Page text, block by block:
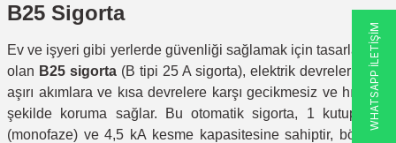
B25 Sigorta
Ev ve işyeri gibi yerlerde güvenliği sağlamak için tasarlanmış
olan B25 sigorta (B tipi 25 A sigorta), elektrik devrelerindeki
aşırı akımlara ve kısa devrelere karşı gecikmesiz ve hızlı bir
şekilde koruma sağlar. Bu otomatik sigorta, 1 kutupludur
(monofaze) ve 4,5 kA kesme kapasitesine sahiptir, böylece
WHATSAPP İLETİŞİM